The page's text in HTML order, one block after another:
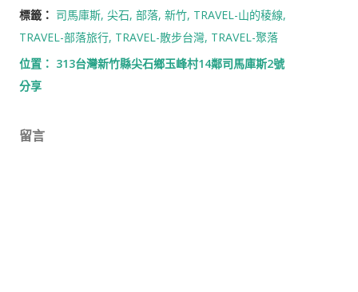
標籤： 司馬庫斯 尖石 部落 新竹 TRAVEL-山的稜線
TRAVEL-部落旅行 TRAVEL-散步台灣 TRAVEL-聚落
位置： 313台灣新竹縣尖石鄉玉峰村14鄰司馬庫斯2號
分享
留言